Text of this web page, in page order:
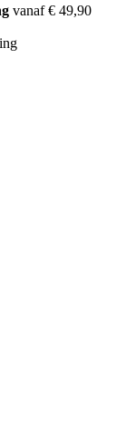
vanaf € 49,90